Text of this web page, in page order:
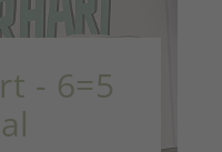
- 6=5